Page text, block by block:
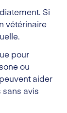
Si
vétérinaire
pour
ou
aider
avis